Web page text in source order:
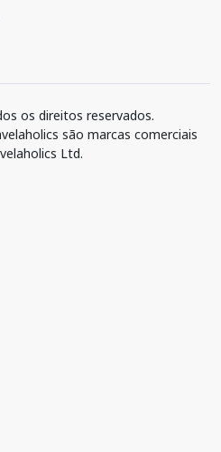
os direitos reservados.
são marcas comerciais
Ltd.